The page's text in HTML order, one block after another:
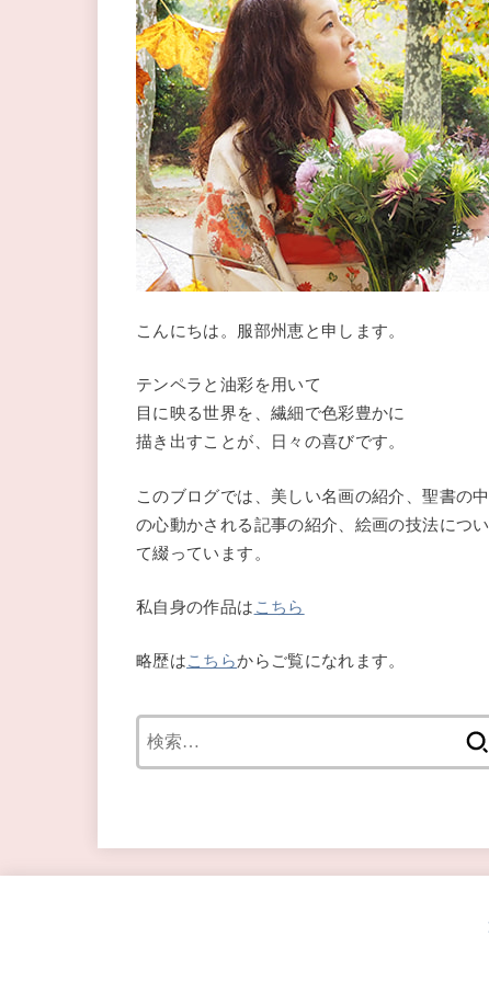
こんにちは。服部州恵と申します。
テンペラと油彩を用いて
目に映る世界を、繊細で色彩豊かに
描き出すことが、日々の喜びです。
このブログでは、美しい名画の紹介、聖書の中
の心動かされる記事の紹介、絵画の技法につい
て綴っています。
私自身の作品は こちら
略歴はこちらからご覧になれます。